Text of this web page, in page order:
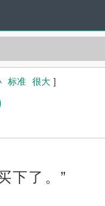
标准 很大 ]
下了。”